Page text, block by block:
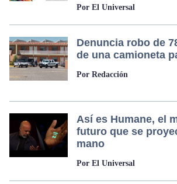
Por El Universal
Denuncia robo de
de una camioneta
Por Redacción
Así es Humane, el
futuro que se
mano
Por El Universal